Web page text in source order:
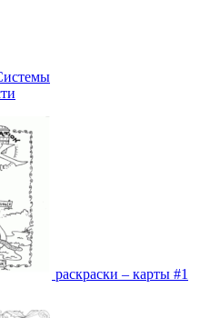
раскраски – карты #1